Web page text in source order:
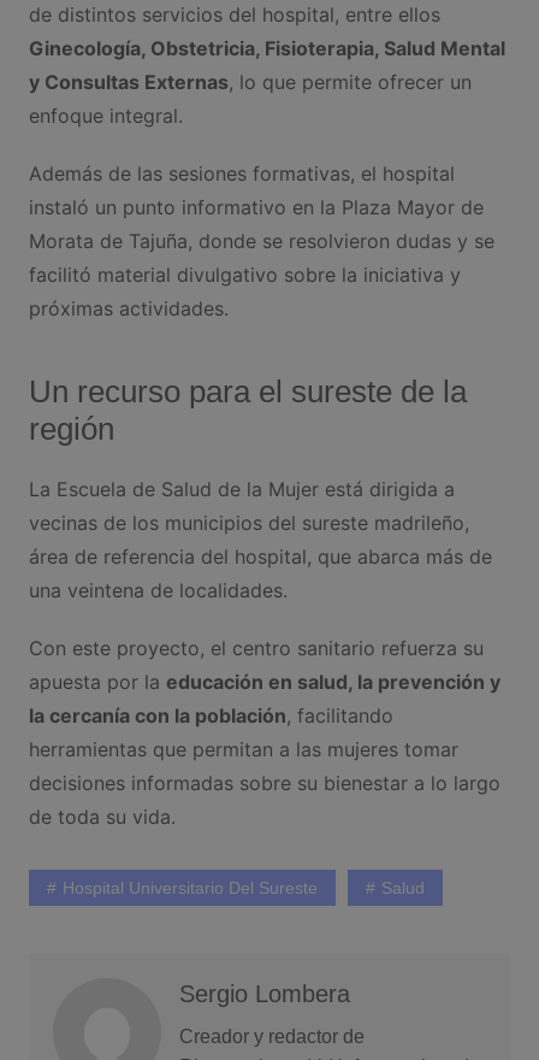
de distintos servicios del hospital, entre ellos
Ginecología, Obstetricia, Fisioterapia, Salud Mental
y Consultas Externas, lo que permite ofrecer un
enfoque integral.
Además de las sesiones formativas, el hospital
instaló un punto informativo en la Plaza Mayor de
Morata de Tajuña, donde se resolvieron dudas y se
facilitó material divulgativo sobre la iniciativa y
próximas actividades.
Un recurso para el sureste de la
región
La Escuela de Salud de la Mujer está dirigida a
vecinas de los municipios del sureste madrileño,
área de referencia del hospital, que abarca más de
una veintena de localidades.
Con este proyecto, el centro sanitario refuerza su
apuesta por la educación en salud, la prevención y
la cercanía con la población, facilitando
herramientas que permitan a las mujeres tomar
decisiones informadas sobre su bienestar a lo largo
de toda su vida.
Hospital Universitario Del Sureste Salud
Sergio Lombera
Creador y redactor de